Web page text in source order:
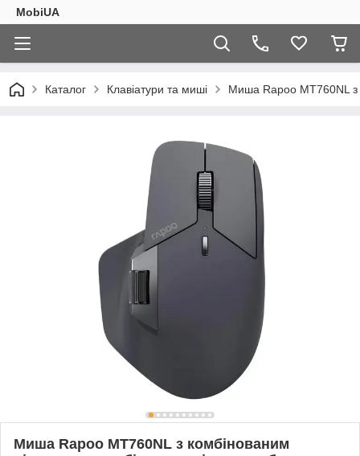
MobiUA
Каталог Клавіатури та миші Миша Rapoo MT760NL з
Миша Rapoo MT760NL з комбінованим